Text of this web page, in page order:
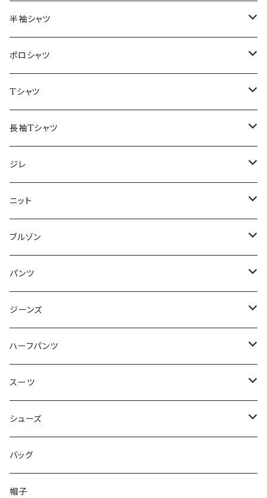
46/M
48/L
50/XL～
～44/S
46/M
48/L
50/XL～
半袖シャツ
～44/S
46/M
48/L
50/XL～
ポロシャツ
～44/S
46/M
48/L
50/XL～
Tシャツ
～44/S
46/M
48/L
50/XL～
長袖Tシャツ
～44/S
46/M
48/L
50/XL～
ジレ
～44/S
46/M
48/L
50/XL～
ニット
～44/S
46/M
48/L
50/XL～
ブルゾン
～44/S
46/M
48/L
50/XL～
パンツ
～44/S
46/M
48/L
50/XL～
ジーンズ
～44/S
46/M
48/L
50/XL～
ハーフパンツ
～44/S
46/M
48/L
50/XL～
スーツ
～44/S
46/M
48/L
シューズ
～25.5cm
26cm～
バッグ
帽子